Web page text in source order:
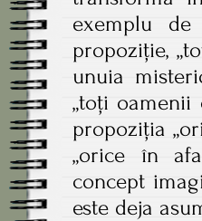
exemplu de
propoziție,
unuia
„toți oamenii
propoziția
„orice în
concept
este deja